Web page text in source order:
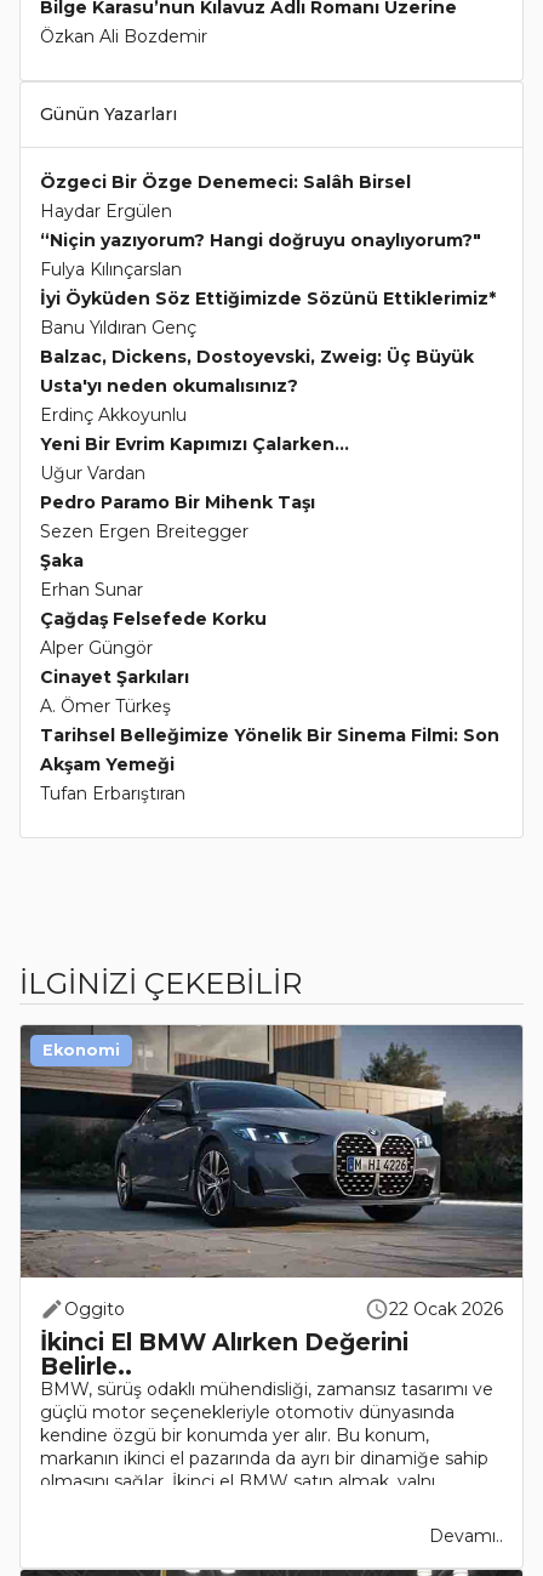
Bilge Karasu’nun Kılavuz Adlı Romanı Üzerine
Özkan Ali Bozdemir
Günün Yazarları
Özgeci Bir Özge Denemeci: Salâh Birsel
Haydar Ergülen
“Niçin yazıyorum? Hangi doğruyu onaylıyorum?"
Fulya Kılınçarslan
İyi Öyküden Söz Ettiğimizde Sözünü Ettiklerimiz*
Banu Yıldıran Genç
Balzac, Dickens, Dostoyevski, Zweig: Üç Büyük
Usta'yı neden okumalısınız?
Erdinç Akkoyunlu
Yeni Bir Evrim Kapımızı Çalarken...
Uğur Vardan
Pedro Paramo Bir Mihenk Taşı
Sezen Ergen Breitegger
Şaka
Erhan Sunar
Çağdaş Felsefede Korku
Alper Güngör
Cinayet Şarkıları
A. Ömer Türkeş
Tarihsel Belleğimize Yönelik Bir Sinema Filmi: Son
Akşam Yemeği
Tufan Erbarıştıran
İLGİNİZİ ÇEKEBİLİR
Oggito 22 Ocak 2026
İkinci El BMW Alırken Değerini
Belirle..
BMW, sürüş odaklı mühendisliği, zamansız tasarımı ve
güçlü motor seçenekleriyle otomotiv dünyasında
kendine özgü bir konumda yer alır. Bu konum,
markanın ikinci el pazarında da ayrı bir dinamiğe sahip
olmasını sağlar. İkinci el BMW satın almak, yalnı..
Devamı..
Ekonomi